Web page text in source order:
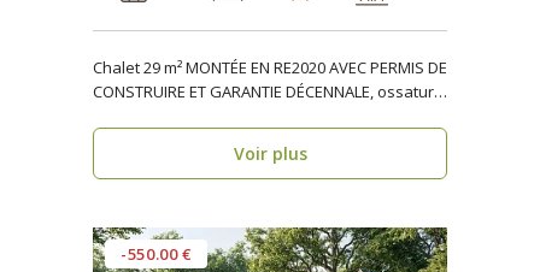
Chalet 29 m² MONTÉE EN RE2020 AVEC PERMIS DE
CONSTRUIRE ET GARANTIE DÉCENNALE, ossature
Voir plus
-550.00 €